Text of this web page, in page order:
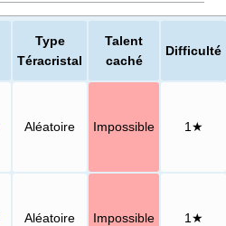
Type
Téracristal
Talent
caché
Difficulté
Aléatoire Impossible 1★
Aléatoire Impossible 1★